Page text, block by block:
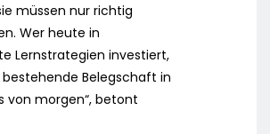
müssen nur richtig
Wer heute in
Lernstrategien investiert,
Belegschaft in
von morgen“, betont